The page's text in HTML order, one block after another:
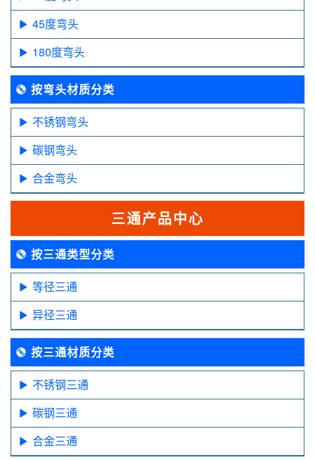
45度弯头
180度弯头
按弯头材质分类
不锈钢弯头
碳钢弯头
合金弯头
三通产品中心
按三通类型分类
等径三通
异径三通
按三通材质分类
不锈钢三通
碳钢三通
合金三通